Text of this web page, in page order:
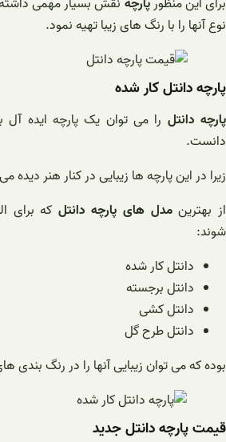
نوع آنها را با رنگ های زیبا تهیه نمود.
پارچه دانتل کار شده
پارچه دانتل را می توان یک پارچه ایده
دانست.
زیرا در این پارچه ها زیبایی در کنار هنر دیده
از بهترینمدل های پارچه دانتل که برای
شوند:
دانتل کار شده
دانتل برجسته
دانتل کشی
دانتل طرح گل
بوده که می توان زیبایی آنها را در رنگ
قیمت پارچه دانتل جدید